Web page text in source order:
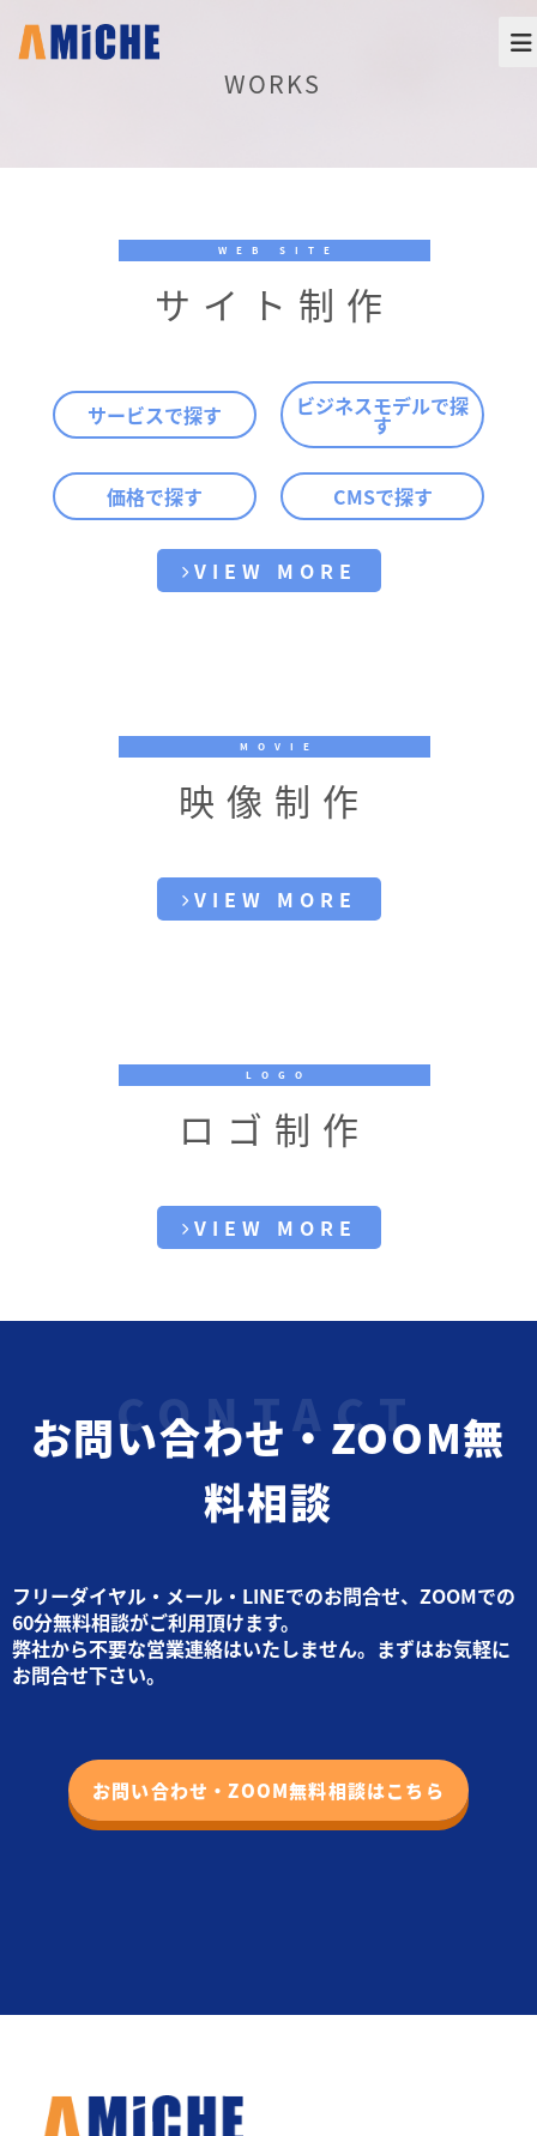
WORKS
WEB SITE
サイト制作
サービスで探す ビジネスモデルで探
す
価格で探す CMSで探す
VIEW MORE
MOVIE
映像制作
VIEW MORE
LOGO
ロゴ制作
VIEW MORE
お問い合わせ・ZOOM無
料相談
フリーダイヤル・メール・LINEでのお問合せ、ZOOMでの
60分無料相談がご利用頂けます。
弊社から不要な営業連絡はいたしません。まずはお気軽に
お問合せ下さい。
お問い合わせ・ZOOM無料相談はこちら